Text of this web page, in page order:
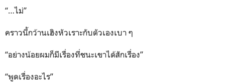
“…ไม่”
คราวนี้กว้านเฮิงหัวเราะกับตัวเองเบา ๆ
“อย่างน้อยผมก็มีเรื่องที่ชนะเขาได้สักเรื่อง”
“พูดเรื่องอะไร”